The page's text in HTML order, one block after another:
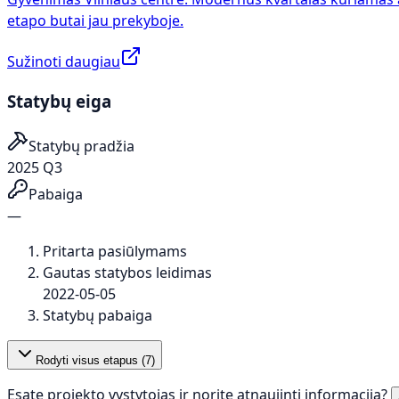
etapo butai jau prekyboje.
Sužinoti daugiau
Statybų eiga
Statybų pradžia
2025 Q3
Pabaiga
—
Pritarta pasiūlymams
Gautas statybos leidimas
2022-05-05
Statybų pabaiga
Rodyti visus etapus (7)
Esate projekto vystytojas ir norite atnaujinti informaciją?